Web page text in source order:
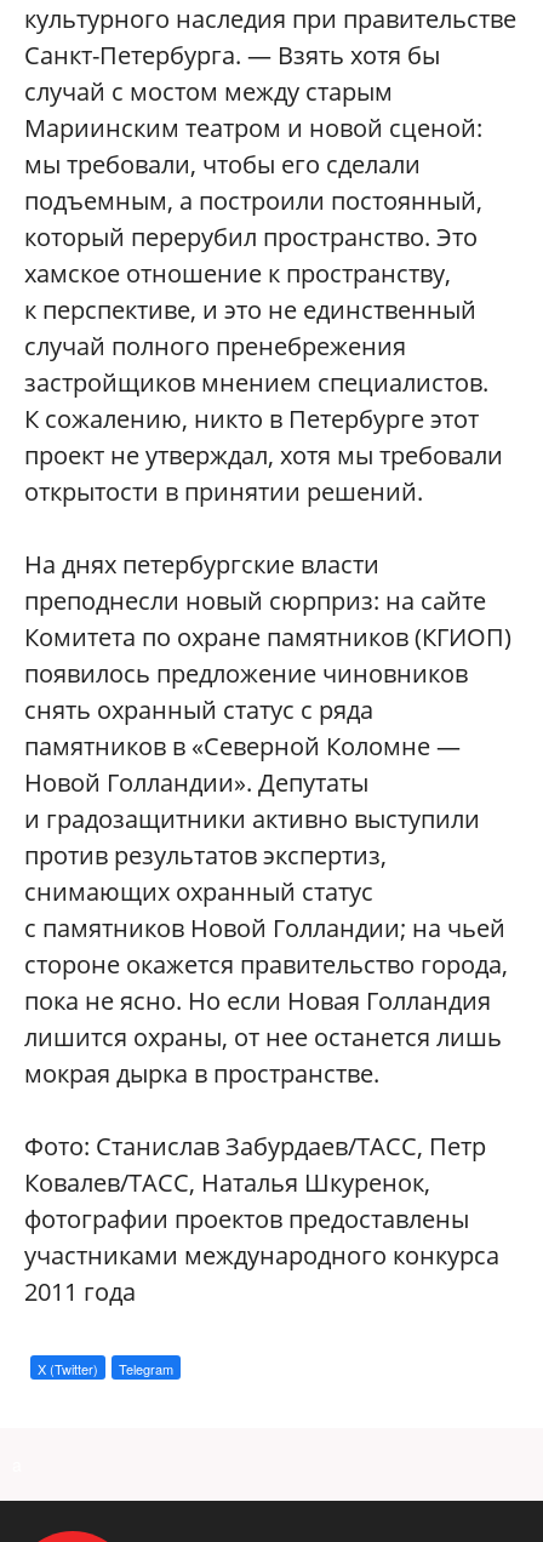
культурного наследия при правительстве
Санкт-Петербурга. — Взять хотя бы
случай с мостом между старым
Мариинским театром и новой сценой:
мы требовали, чтобы его сделали
подъемным, а построили постоянный,
который перерубил пространство. Это
хамское отношение к пространству,
к перспективе, и это не единственный
случай полного пренебрежения
застройщиков мнением специалистов.
К сожалению, никто в Петербурге этот
проект не утверждал, хотя мы требовали
открытости в принятии решений.
На днях петербургские власти
преподнесли новый сюрприз: на сайте
Комитета по охране памятников (КГИОП)
появилось предложение чиновников
снять охранный статус с ряда
памятников в «Северной Коломне —
Новой Голландии». Депутаты
и градозащитники активно выступили
против результатов экспертиз,
снимающих охранный статус
с памятников Новой Голландии; на чьей
стороне окажется правительство города,
пока не ясно. Но если Новая Голландия
лишится охраны, от нее останется лишь
мокрая дырка в пространстве.
Фото: Станислав Забурдаев/ТАСС, Петр
Ковалев/ТАСС, Наталья Шкуренок,
фотографии проектов предоставлены
участниками международного конкурса
2011 года
X (Twitter) Telegram